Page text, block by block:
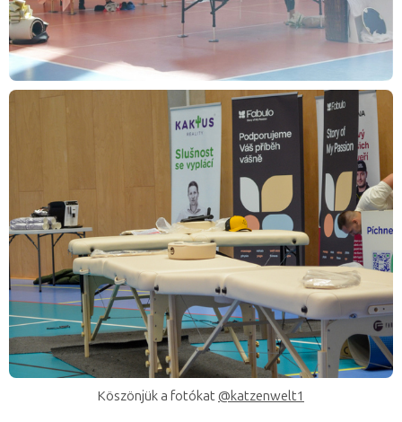
Köszönjük a fotókat @katzenwelt1